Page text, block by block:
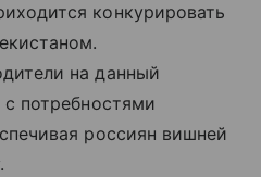
конкурировать
на данный
с потребностями
россиян вишней